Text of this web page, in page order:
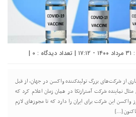
0
|
از شرکت‌های بزرگ تولیدکننده واکسن در جهان، از قبل
مثال نماینده شرکت آسترازنکا در همان زمان اعلام کرد که
تا ۳۰ میلیون دوز واکسن این شرکت برای ایران را دارد که تا مجوزهای لازم
[…]